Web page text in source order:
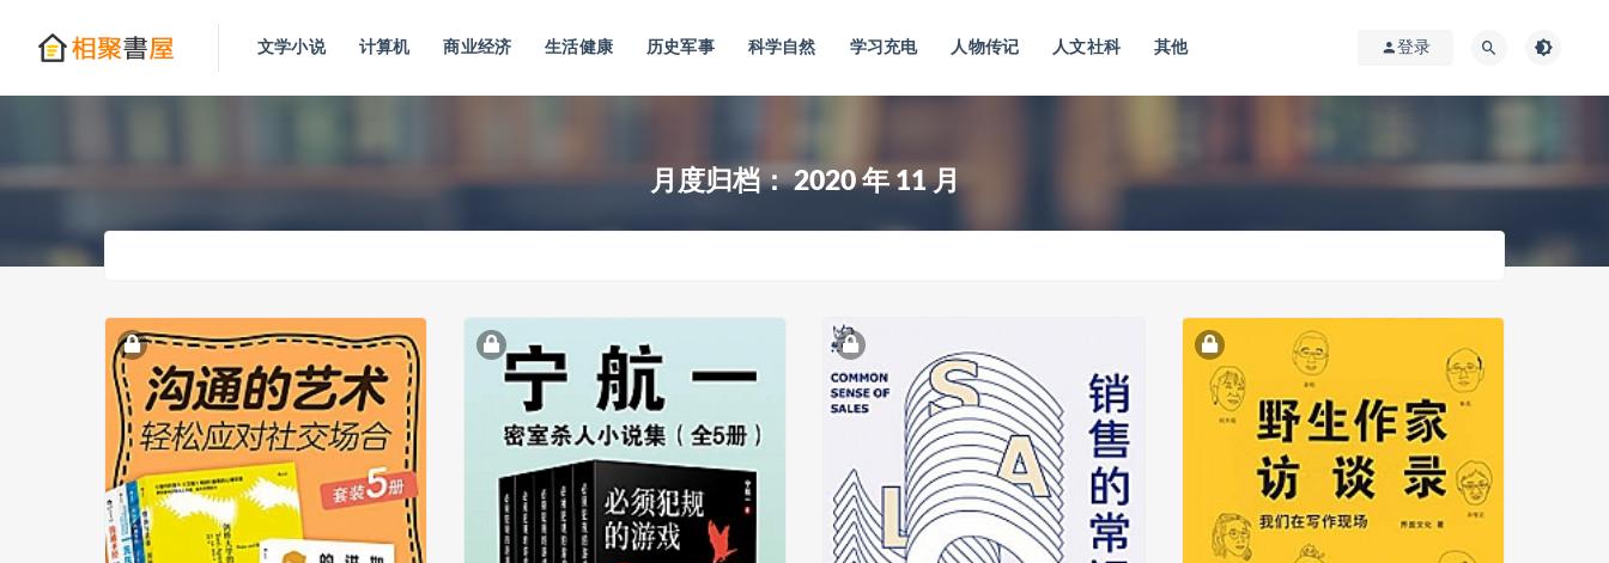
文学小说 计算机 商业经济 生活健康 历史军事 科学自然 学习充电 人物传记 人文社科 其他 登录
月度归档：2020 年 11 月